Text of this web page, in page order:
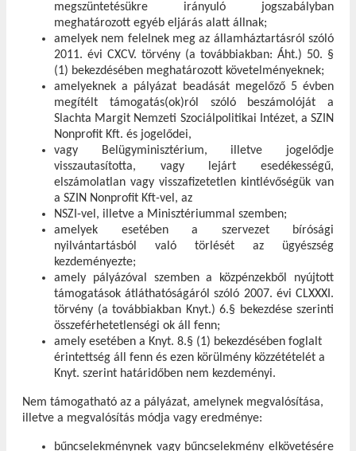
megszüntetésükre irányuló jogszabályban
meghatározott egyéb eljárás alatt állnak;
amelyek nem felelnek meg az államháztartásról szóló
2011. évi CXCV. törvény (a továbbiakban: Áht.) 50. §
(1) bekezdésében meghatározott követelményeknek;
amelyeknek a pályázat beadását megelőző 5 évben
megítélt támogatás(ok)ról szóló beszámolóját a
Slachta Margit Nemzeti Szociálpolitikai Intézet, a SZIN
Nonprofit Kft. és jogelődei,
vagy Belügyminisztérium, illetve jogelődje
visszautasította, vagy lejárt esedékességű,
elszámolatlan vagy visszafizetetlen kintlévőségük van
a SZIN Nonprofit Kft-vel, az
NSZI-vel, illetve a Minisztériummal szemben;
amelyek esetében a szervezet bírósági
nyilvántartásból való törlését az ügyészség
kezdeményezte;
amely pályázóval szemben a közpénzekből nyújtott
támogatások átláthatóságáról szóló 2007. évi CLXXXI.
törvény (a továbbiakban Knyt.) 6.§ bekezdése szerinti
összeférhetetlenségi ok áll fenn;
amely esetében a Knyt. 8.§ (1) bekezdésében foglalt
érintettség áll fenn és ezen körülmény közzétételét a
Knyt. szerint határidőben nem kezdeményi.
Nem támogatható az a pályázat, amelynek megvalósítása,
illetve a megvalósítás módja vagy eredménye:
bűncselekménynek vagy bűncselekmény elkövetésére